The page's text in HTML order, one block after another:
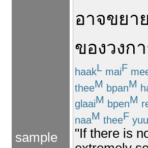
sample
อาจขยา
ของวงก
haakL maiF
theeM bpanM
glaaiM bpenM
naaM theeF yuu
"If there is